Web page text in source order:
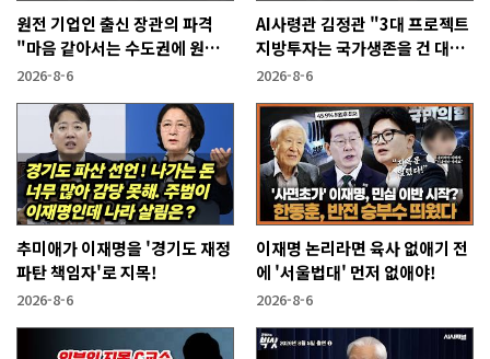
원전 기업인 출신 장관의 파격
"마음 같아서는 수도권에 원전
짓고싶다"
2026-8-6
AI사령관 김정관 "3대 프로젝트
지방투자는 국가생존을 건 대전
략"
2026-8-6
추미애가 이재명을 '경기도 재정
파탄 책임자'로 지목!
2026-8-6
이재명 논리라면 육사 없애기 전
에 '서울법대' 먼저 없애야!
2026-8-6